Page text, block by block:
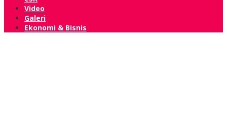
Video
Galeri
Ekonomi & Bisnis